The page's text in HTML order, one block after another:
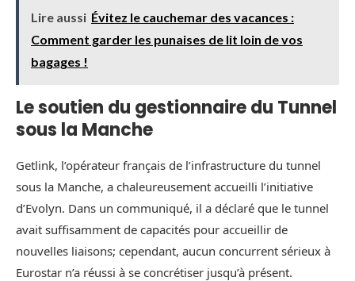
Lire aussi Évitez le cauchemar des vacances :
Comment garder les punaises de lit loin de vos
bagages !
Le soutien du gestionnaire du Tunnel
sous la Manche
Getlink, l’opérateur français de l’infrastructure du tunnel
sous la Manche, a chaleureusement accueilli l’initiative
d’Evolyn. Dans un communiqué, il a déclaré que le tunnel
avait suffisamment de capacités pour accueillir de
nouvelles liaisons; cependant, aucun concurrent sérieux à
Eurostar n’a réussi à se concrétiser jusqu’à présent.